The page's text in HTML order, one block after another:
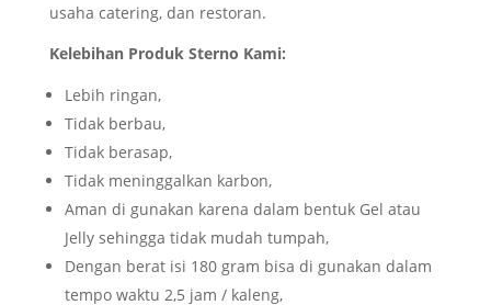
usaha catering, dan restoran.
Kelebihan Produk Sterno Kami:
Lebih ringan,
Tidak berbau,
Tidak berasap,
Tidak meninggalkan karbon,
Aman di gunakan karena dalam bentuk Gel atau
Jelly sehingga tidak mudah tumpah,
Dengan berat isi 180 gram bisa di gunakan dalam
tempo waktu 2,5 jam / kaleng,